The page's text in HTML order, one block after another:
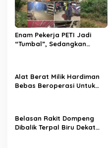
o
s
Enam Pekerja PETI Jadi
“Tumbal”, Sedangkan
Alat Berat Milik Hardiman
Bebas Beroperasi Untuk
Belasan Rakit Dompeng
Dibalik Terpal Biru Dekat